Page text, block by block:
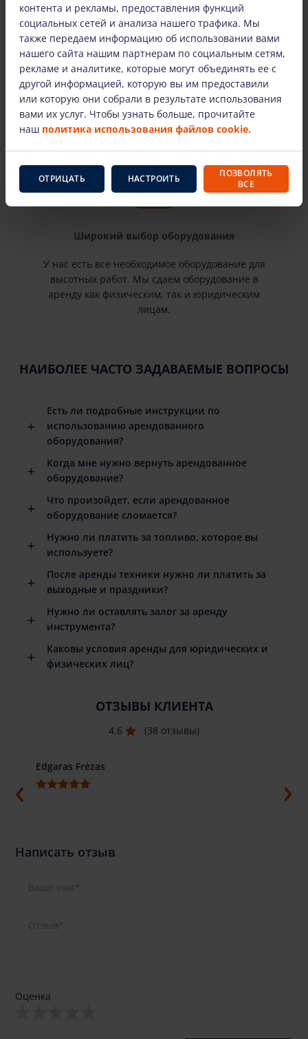
Только оборудование известных
производителей
Здесь вы найдете самых известных
производителей и проверенное временем
оборудование для высотных работ. Наша
арендованная техника технически исправна и
пригодна к эксплуатации.
Широкий выбор оборудования
У нас есть все необходимое оборудование для
высотных работ. Мы сдаем оборудование в
аренду как физическим, так и юридическим
лицам.
НАИБОЛЕЕ ЧАСТО ЗАДАВАЕМЫЕ ВОПРОСЫ
Есть ли подробные инструкции по
использованию арендованного
оборудования?
Когда мне нужно вернуть арендованное
оборудование?
Что произойдет, если арендованное
оборудование сломается?
Нужно ли платить за топливо, которое вы
используете?
После аренды техники нужно ли платить за
выходные и праздники?
Нужно ли оставлять залог за аренду
инструмента?
Каковы условия аренды для юридических и
физических лиц?
ОТЗЫВЫ КЛИЕНТА
4.6 (38 отзывы)
Edgaras Frėzas
Написать отзыв
Оценка
контента и рекламы, предоставления функций
социальных сетей и анализа нашего трафика. Мы
также передаем информацию об использовании вами
нашего сайта нашим партнерам по социальным сетям,
рекламе и аналитике, которые могут объединять ее с
другой информацией, которую вы им предоставили
или которую они собрали в результате использования
вами их услуг. Чтобы узнать больше, прочитайте
наш политика использования файлов cookie.
ОТРИЦАТЬ НАСТРОИТЬ
ПОЗВОЛЯТЬ
ВСЕ